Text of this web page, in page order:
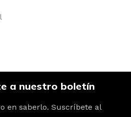
a nuestro boletín
en saberlo. Suscríbete al